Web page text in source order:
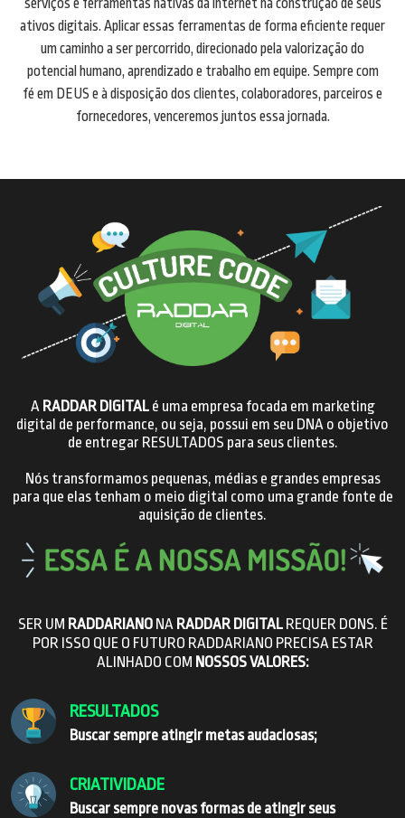
serviços e ferramentas nativas da internet na construção de seus
ativos digitais. Aplicar essas ferramentas de forma eficiente requer
um caminho a ser percorrido, direcionado pela valorização do
potencial humano, aprendizado e trabalho em equipe. Sempre com
fé em DEUS e à disposição dos clientes, colaboradores, parceiros e
fornecedores, venceremos juntos essa jornada.
A RADDAR DIGITALé uma empresa focada em marketing
digital de performance, ou seja, possui em seu DNA o objetivo
de entregar RESULTADOS para seus clientes.
Nós transformamos pequenas, médias e grandes empresas
para que elas tenham o meio digital como uma grande fonte de
aquisição de clientes.
SER UM RADDARIANONA RADDAR DIGITALREQUER DONS. É
POR ISSO QUE O FUTURO RADDARIANO PRECISA ESTAR
ALINHADO COM NOSSOS VALORES:
RESULTADOS
Buscar sempre atingir metas audaciosas;
CRIATIVIDADE
Buscar sempre novas formas de atingir seus